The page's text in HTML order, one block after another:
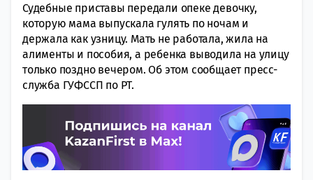
Судебные приставы передали опеке девочку,
которую мама выпускала гулять по ночам и
держала как узницу. Мать не работала, жила на
алименты и пособия, а ребенка выводила на улицу
только поздно вечером. Об этом сообщает пресс-
служба ГУФССП по РТ.